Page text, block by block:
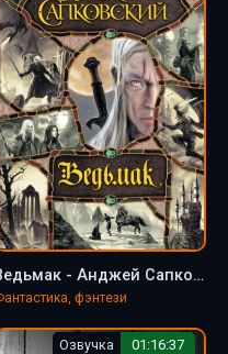
Ведьмак - Анджей Сапковский
фэнтези
Озвучка 01:16:37